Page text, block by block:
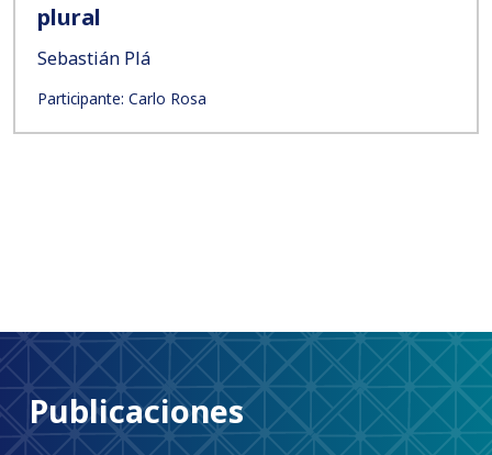
plural
Sebastián Plá
Participante: Carlo Rosa
Publicaciones